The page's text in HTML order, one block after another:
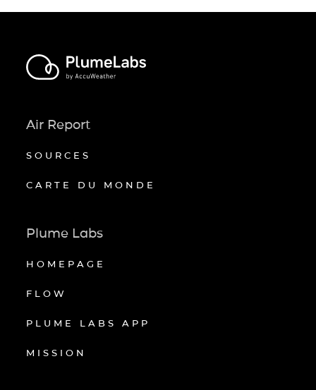
Air Report
SOURCES
CARTE DU MONDE
Plume Labs
HOMEPAGE
FLOW
PLUME LABS APP
MISSION